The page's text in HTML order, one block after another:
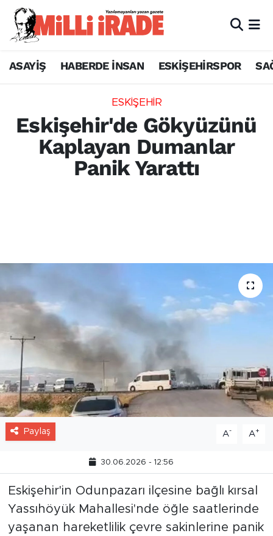
ASAYİŞ HABERDE İNSAN ESKİŞEHİRSPOR
ESKİŞEHİR
Eskişehir'de Gökyüzünü
Kaplayan Dumanlar
Panik Yarattı
Paylaş A- A+
30.06.2026 - 12:56
Eskişehir'in Odunpazarı ilçesine bağlı kırsal
Yassıhöyük Mahallesi'nde öğle saatlerinde
yaşanan hareketlilik çevre sakinlerine panik